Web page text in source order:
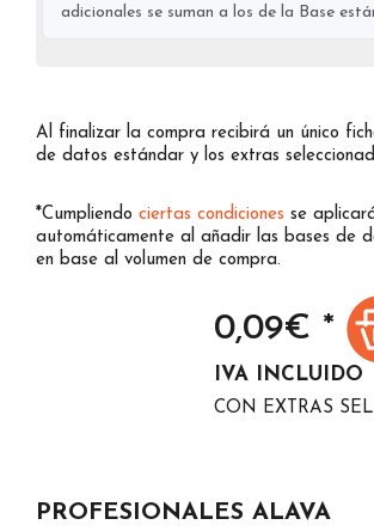
adicionales se suman a los de la Base
Al finalizar la compra recibirá un único
de datos estándar y los extras
*Cumpliendo ciertas condiciones se
automáticamente al añadir las bases de
en base al volumen de compra.
0,09€ *
IVA INCLUIDO
CON EXTRAS
PROFESIONALES ALAVA